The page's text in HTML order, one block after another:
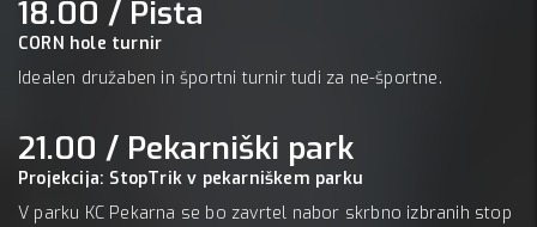
18.00 / Pista
CORN hole turnir
Idealen družaben in športni turnir tudi za ne-športne.
21.00 / Pekarniški park
Projekcija: StopTrik v pekarniškem parku
V parku KC Pekarna se bo zavrtel nabor skrbno izbranih stop